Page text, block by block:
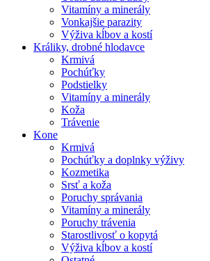
Vitamíny a minerály
Vonkajšie parazity
Výživa kĺbov a kostí
Králiky, drobné hlodavce
Krmivá
Pochúťky
Podstielky
Vitamíny a minerály
Koža
Trávenie
Kone
Krmivá
Pochúťky a doplnky výživy
Kozmetika
Srsť a koža
Poruchy správania
Vitamíny a minerály
Poruchy trávenia
Starostlivosť o kopytá
Výživa kĺbov a kostí